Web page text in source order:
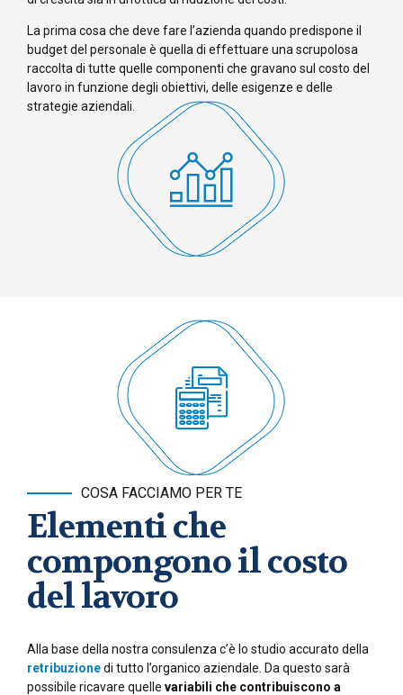
La prima cosa che deve fare l’azienda quando predispone il
budget del personale è quella di effettuare una scrupolosa
raccolta di tutte quelle componenti che gravano sul costo del
lavoro in funzione degli obiettivi, delle esigenze e delle
strategie aziendali.
COSA FACCIAMO PER TE
Elementi che
compongono il costo
del lavoro
Alla base della nostra consulenza c’è lo studio accurato della
retribuzionedi tutto l’organico aziendale. Da questo sarà
possibile ricavare quelle variabili che contribuiscono a